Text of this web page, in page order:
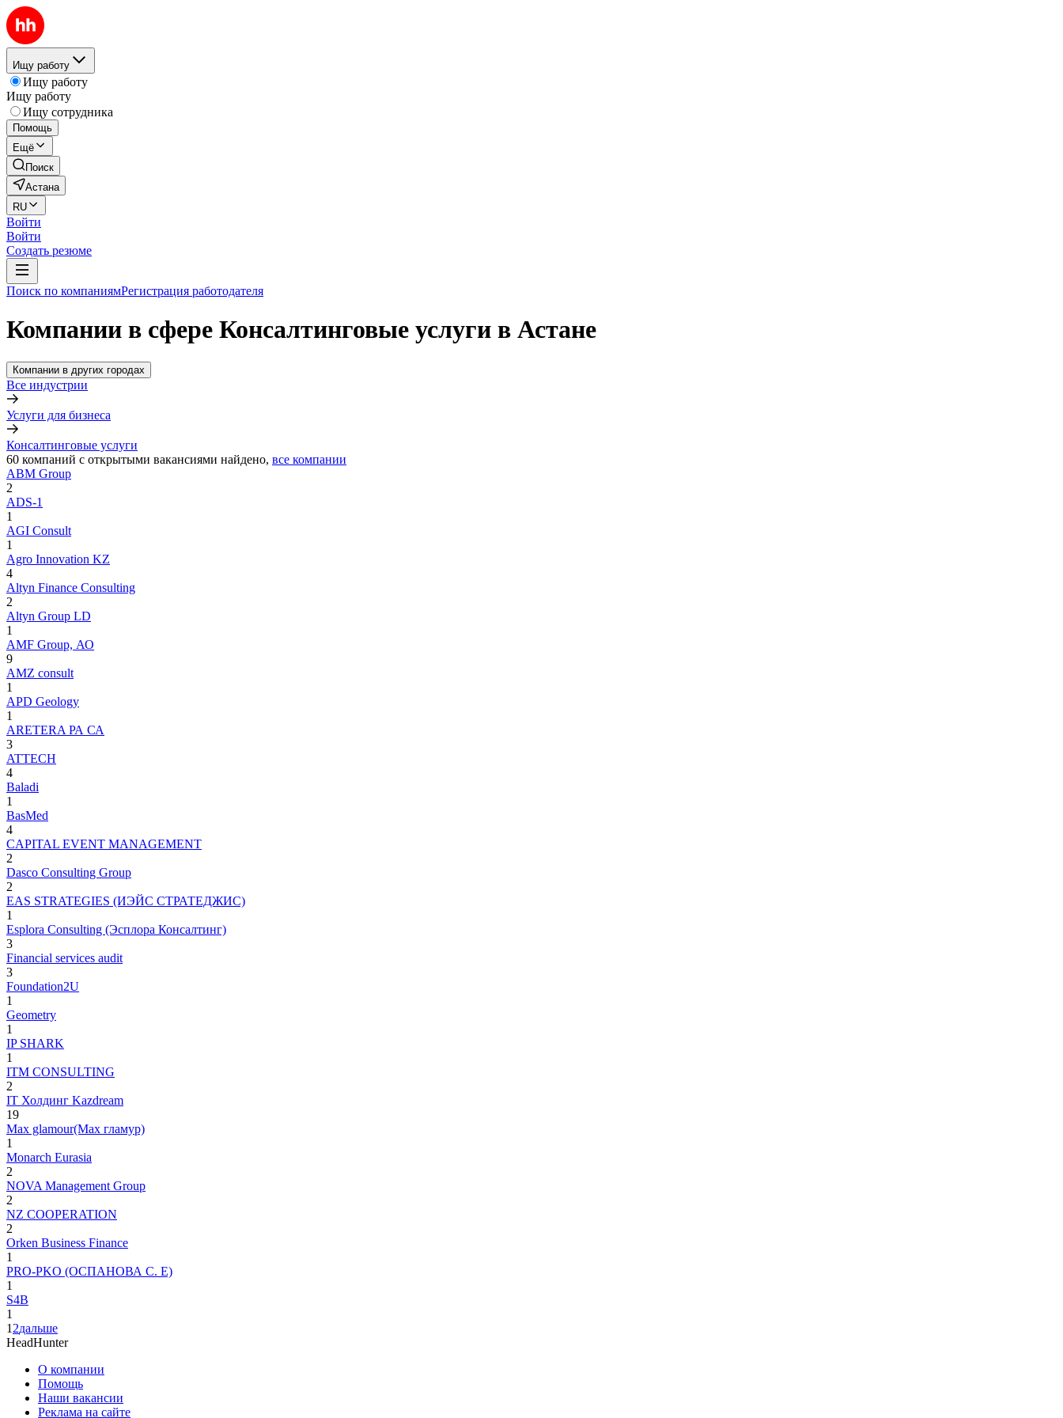
Ищу работу
Ищу работу
Ищу работу
Ищу сотрудника
Помощь
Ещё
Поиск
Астана
RU
Войти
Войти
Создать резюме
Поиск по компаниямРегистрация работодателя
Компании в сфере Консалтинговые услуги в Астане
Компании в других городах
Все индустрии
Услуги для бизнеса
Консалтинговые услуги
60 компаний с открытыми вакансиями найдено, все компании
ABM Group
2
ADS-1
1
AGI Consult
1
Agro Innovation KZ
4
Altyn Finance Consulting
2
Altyn Group LD
1
AMF Group, АО
9
AMZ consult
1
APD Geology
1
ARETERA РА СА
3
ATTECH
4
Baladi
1
BasMed
4
CAPITAL EVENT MANAGEMENT
2
Dasco Consulting Group
2
EAS STRATEGIES (ИЭЙС СТРАТЕДЖИС)
1
Esplora Consulting (Эсплора Консалтинг)
3
Financial services audit
3
Foundation2U
1
Geometry
1
IP SHARK
1
ITM CONSULTING
2
IT Холдинг Kazdream
19
Max glamour(Мах гламур)
1
Monarch Eurasia
2
NOVA Management Group
2
NZ COOPERATION
2
Orken Business Finance
1
PRO-PKO (ОСПАНОВА С. Е)
1
S4B
1
1 2дальше
HeadHunter
О компании
Помощь
Наши вакансии
Реклама на сайте